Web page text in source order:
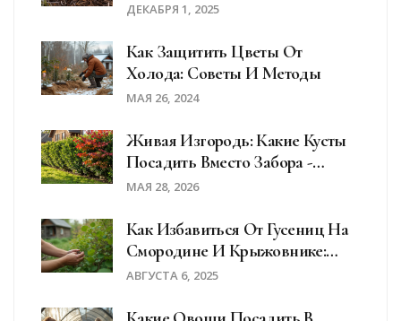
Оптимальные Сроки Для
ДЕКАБРЯ 1, 2025
Как Защитить Цветы От
Холода: Советы И Методы
МАЯ 26, 2024
Живая Изгородь: Какие Кусты
Посадить Вместо Забора -
Советы И Виды
МАЯ 28, 2026
Как Избавиться От Гусениц На
Смородине И Крыжовнике:
Эффективные Методы Защиты
АВГУСТА 6, 2025